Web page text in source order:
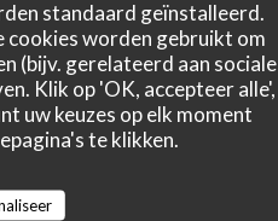
standaard geïnstalleerd.
cookies worden gebruikt om
(bijv. gerelateerd aan sociale
Klik op 'OK, accepteer alle',
uw keuzes op elk moment
te klikken.